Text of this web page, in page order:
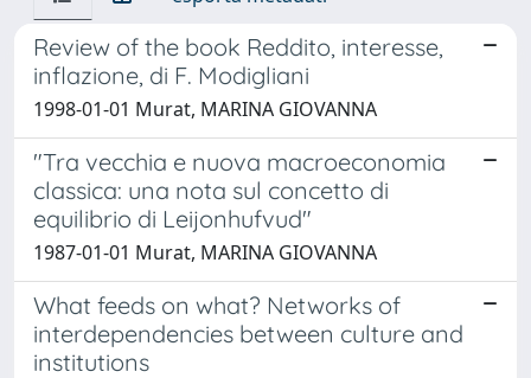
Review of the book Reddito, interesse,
inflazione, di F. Modigliani
1998-01-01 Murat, MARINA GIOVANNA
"Tra vecchia e nuova macroeconomia
classica: una nota sul concetto di
equilibrio di Leijonhufvud"
1987-01-01 Murat, MARINA GIOVANNA
What feeds on what? Networks of
interdependencies between culture and
institutions